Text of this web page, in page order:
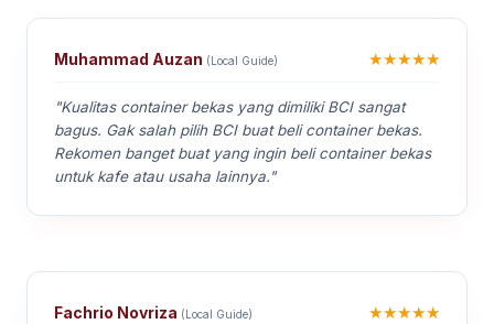
Muhammad Auzan (Local Guide) ★★★★★
"Kualitas container bekas yang dimiliki BCI sangat
bagus. Gak salah pilih BCI buat beli container bekas.
Rekomen banget buat yang ingin beli container bekas
untuk kafe atau usaha lainnya."
Fachrio Novriza (Local Guide) ★★★★★